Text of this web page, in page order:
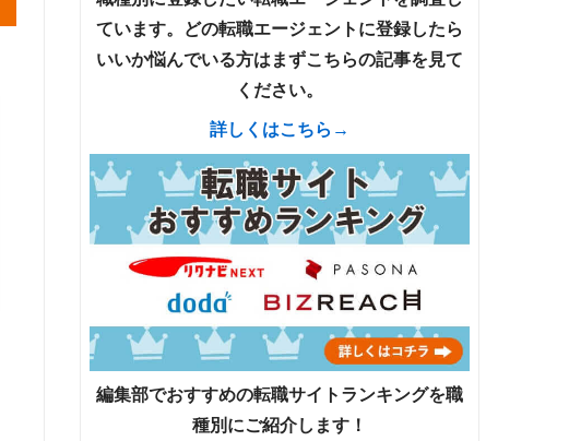
ています。どの転職エージェントに登録したら
いいか悩んでいる方はまずこちらの記事を見て
ください。
詳しくはこちら→
編集部でおすすめの転職サイトランキングを職
種別にご紹介します！